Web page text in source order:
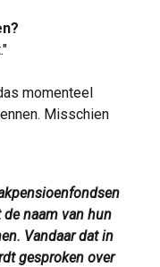
momenteel
Misschien
naam van hun
Vandaar dat in
gesproken over